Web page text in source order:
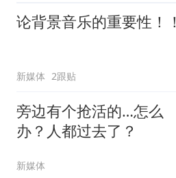
论背景音乐的重要性！！
新媒体 2跟贴
旁边有个抢活的…怎么
办？人都过去了？
新媒体